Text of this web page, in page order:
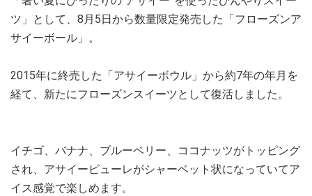
ツ」として、8月5日から数量限定発売した「フローズンア
サイーボール」。
2015年に終売した「アサイーボウル」から約7年の年月を
経て、新たにフローズンスイーツとして復活しました。
イチゴ、バナナ、ブルーベリー、ココナッツがトッピング
され、アサイーピューレがシャーベット状になっていてア
イス感覚で楽しめます。